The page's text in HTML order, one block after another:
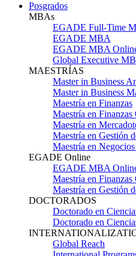
Posgrados
MBAs
EGADE Full-Time
EGADE MBA
EGADE MBA
Global Executive
MAESTRÍAS
Master in Business
Master in Business
Maestría en Finanzas
Maestría en Finanzas
Maestría en
Maestría en Gestión
Maestría en
EGADE Online
EGADE MBA
Maestría en Finanzas
Maestría en Gestión
DOCTORADOS
Doctorado en
Doctorado en
Global Reach